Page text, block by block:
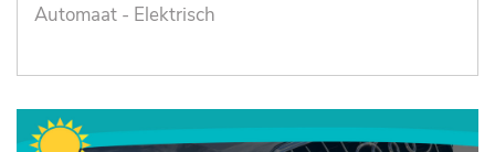
Automaat - Elektrisch